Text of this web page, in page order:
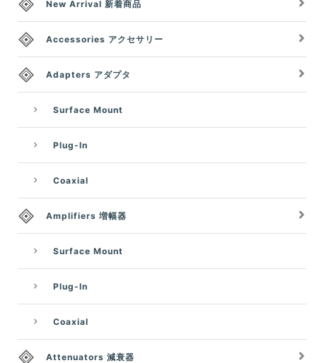
New Arrival 新着商品
Accessories アクセサリー
Adapters アダプタ
Surface Mount
Plug-In
Coaxial
Amplifiers 増幅器
Surface Mount
Plug-In
Coaxial
Attenuators 減衰器